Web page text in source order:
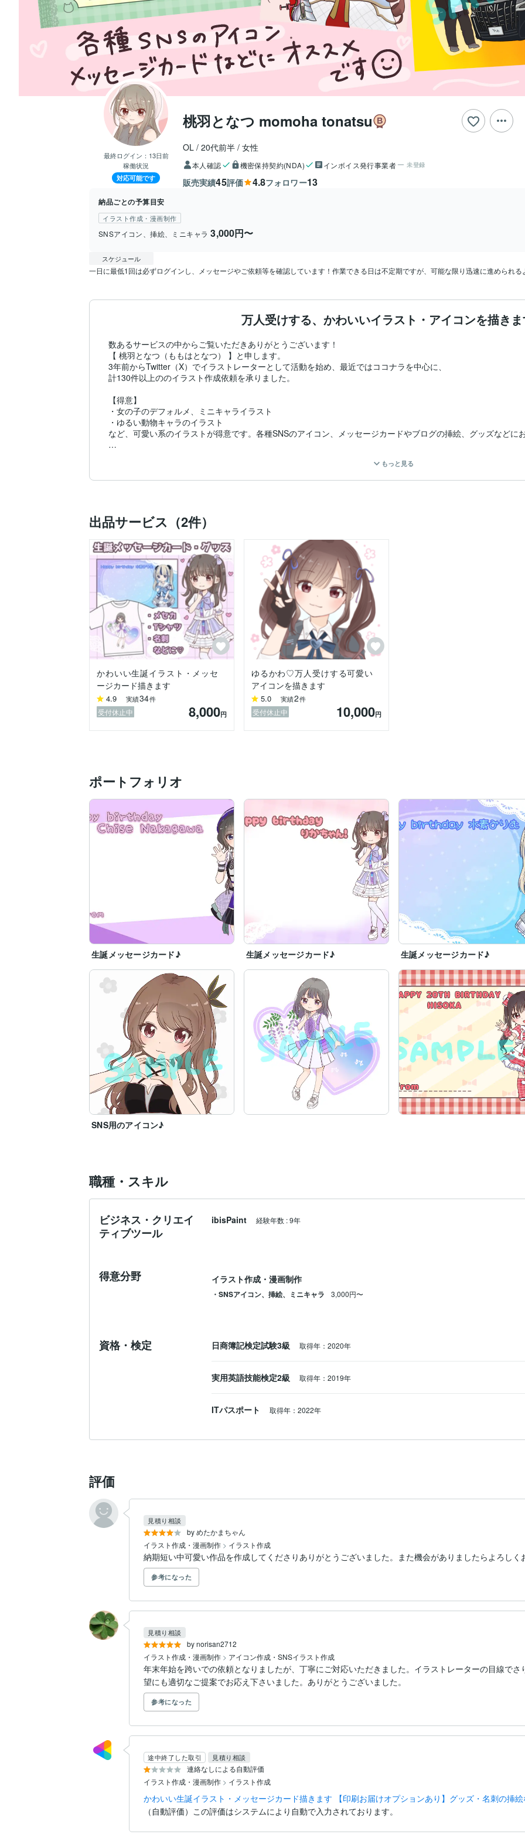
最終ログイン： 13日前
稼働状況
対応可能です
桃羽となつ momoha tonatsu
OL 20代前半 女性
本人確認 機密保持契約(NDA) インボイス発行事業者 未登録
販売実績45評価 4.8フォロワー13
納品ごとの予算目安
イラスト作成・漫画制作
SNSアイコン、挿絵、ミニキャラ 3,000円〜
スケジュール
一日に最低1回は必ずログインし、メッセージやご依頼等を確認しています！作業できる日は不定期ですが、可能な限り迅速に進められる
万人受けする、かわいいイラスト・アイコンを描きま
数あるサービスの中からご覧いただきありがとうございます！
【 桃羽となつ（ももはとなつ） 】と申します。
3年前からTwitter（X）でイラストレーターとして活動を始め、最近ではココナラを中心に、
計130件以上ののイラスト作成依頼を承りました。
【得意】
・女の子のデフォルメ、ミニキャライラスト
・ゆるい動物キャラのイラスト
など、可愛い系のイラストが得意です。各種SNSのアイコン、メッセージカードやブログの挿絵、グッズなどに
・機械やロボット、筋肉など
自分の描いたイラストで、1人でも多くの方に笑顔になっていただけたら、何よりも嬉しく思います。
何かご不明な点がございましたら、お気軽にお申し付けくださいませ。
もっと見る
出品サービス（2件）
かわいい生誕イラスト・メッセ
ージカード描きます
4.9 実績34件
受付休止中 8,000円
ゆるかわ♡万人受けする可愛い
アイコンを描きます
5.0 実績2件
受付休止中 10,000円
ポートフォリオ
生誕メッセージカード♪ 生誕メッセージカード♪ 生誕メッセージカード♪
SNS用のアイコン♪
職種・スキル
ビジネス・クリエイ
ティブツール
ibisPaint 経験年数 :9年
得意分野 イラスト作成・漫画制作
・SNSアイコン、挿絵、ミニキャラ
3,000円〜
資格・検定 日商簿記検定試験3級 取得年：2020年
実用英語技能検定2級 取得年：2019年
ITパスポート 取得年：2022年
評価
by めたかまちゃん
見積り相談
イラスト作成・漫画制作 > イラスト作成
納期短い中可愛い作品を作成してくださりありがとうございました。また機会がありましたらよろしく
参考になった
by norisan2712
見積り相談
イラスト作成・漫画制作 > アイコン作成・SNSイラスト作成
年末年始を跨いでの依頼となりましたが、丁寧にご対応いただきました。イラストレーターの目線で
望にも適切なご提案でお応え下さいました。ありがとうございました。
参考になった
連絡なしによる自動評価
途中終了した取引 見積り相談
イラスト作成・漫画制作 > イラスト作成
かわいい生誕イラスト・メッセージカード描きます 【印刷お届けオプションあり】グッズ・名刺の挿
（自動評価）この評価はシステムにより自動で入力されております。